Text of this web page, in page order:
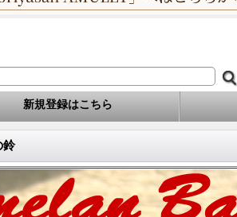
新規登録はこちら
鈴